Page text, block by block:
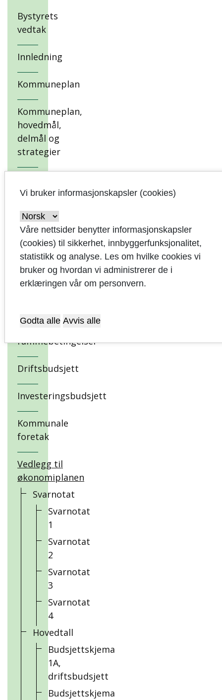
Bystyrets
vedtak
Innledning
Kommuneplan
Kommuneplan,
hovedmål,
delmål og
strategier
måltall for
utvikling
Risikoanalyse
for selskaper
kommunen
har eierskap
Økonomiske
rammebetingelser
Driftsbudsjett
Investeringsbudsjett
Kommunale
foretak
Vedlegg til
økonomiplanen
Svarnotat
Svarnotat
1
Svarnotat
2
Svarnotat
3
Svarnotat
4
Hovedtall
Budsjettskjema
1A,
driftsbudsjett
Budsjettskjema
Vi bruker informasjonskapsler (cookies)
Våre nettsider benytter informasjonskapsler
(cookies) til sikkerhet, innbyggerfunksjonalitet,
statistikk og analyse. Les om hvilke cookies vi
bruker og hvordan vi administrerer de i
erklæringen vår om personvern.
Godta alle Avvis alle